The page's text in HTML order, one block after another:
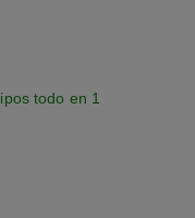
todo en 1